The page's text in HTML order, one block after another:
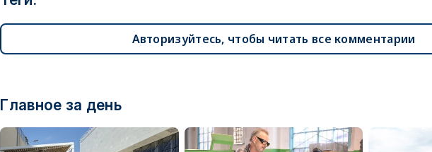
Авторизуйтесь, чтобы читать все комментарии
Главное за день